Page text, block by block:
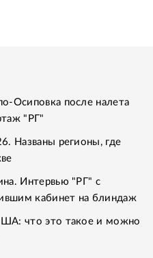
Осиповка после налета
"РГ"
Названы регионы, где
Интервью "РГ" с
кабинет на блиндаж
что это такое и можно